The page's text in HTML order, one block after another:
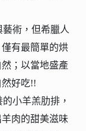
術，但希臘人
有最簡單的烘
；以當地盛產
好吃!!
小羊羔肋排，
肉的甜美滋味